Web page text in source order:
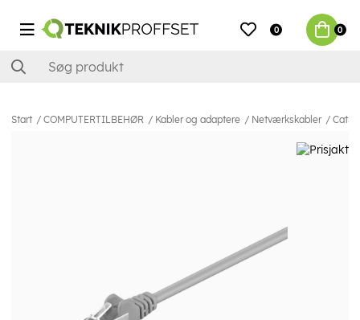
0 0
Start COMPUTERTILBEHØR Kabler og adaptere Netværkskabler Cat5e